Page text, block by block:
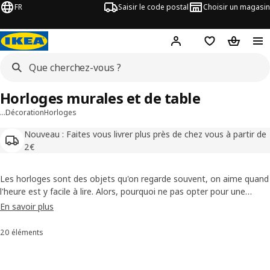
FR Saisir le code postal Choisir un magasin
Mon compteFavorisPanier
…DécorationHorloges
Nouveau : Faites vous livrer plus près de chez vous à partir de
2€
Horloges murales et de table
Les horloges sont des objets qu'on regarde souvent, on aime quand
l'heure est y facile à lire. Alors, pourquoi ne pas opter pour une
horloge qui allie look et précision à fixer au mur ou poser sur un
notre assortiment comporte plusieurs modèles d'horloge dont un
En savoir plus
Trier et filtrer
20 éléments